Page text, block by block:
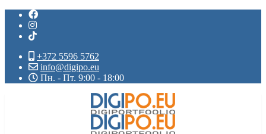
+372 5596 5762
info@digipo.eu
Пн. - Пт. 9:00 - 18:00